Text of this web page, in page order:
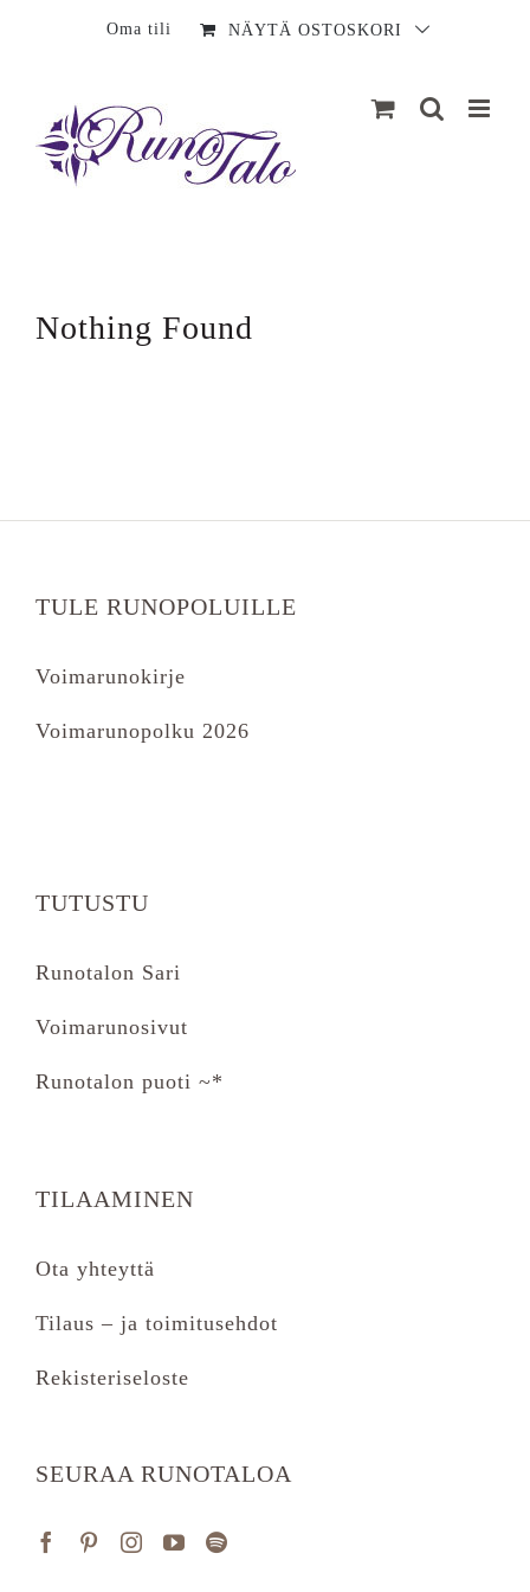
Oma tili NÄYTÄ OSTOSKORI
Nothing Found
TULE RUNOPOLUILLE
Voimarunokirje
Voimarunopolku 2026
TUTUSTU
Runotalon Sari
Voimarunosivut
Runotalon puoti ~*
TILAAMINEN
Ota yhteyttä
Tilaus – ja toimitusehdot
Rekisteriseloste
SEURAA RUNOTALOA